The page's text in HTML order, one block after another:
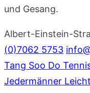
und Gesang.
Albert-Einstein-
(0)7062 5753
Tang Soo Do
Jedermänner